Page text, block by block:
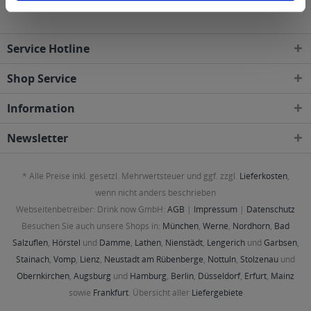
Service Hotline
Shop Service
Information
Newsletter
* Alle Preise inkl. gesetzl. Mehrwertsteuer und ggf. zzgl. Lieferkosten,
wenn nicht anders beschrieben
Webseitenbetreiber: Drink now GmbH: AGB | Impressum | Datenschutz
Besuchen Sie auch unsere Shops in: München, Werne, Nordhorn, Bad
Salzuflen, Hörstel und Damme, Lathen, Nienstädt, Lengerichund Garbsen,
Stainach, Vomp, Lienz, Neustadt am Rübenberge, Nottuln, Stolzenau und
Obernkirchen, Augsburg und Hamburg, Berlin, Düsseldorf, Erfurt, Mainz
sowie Frankfurt. Übersicht aller Liefergebiete